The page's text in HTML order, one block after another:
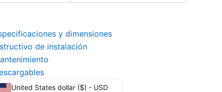
y dimensiones
de instalación
United States dollar ($) - USD